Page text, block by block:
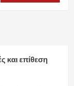
και επίθεση